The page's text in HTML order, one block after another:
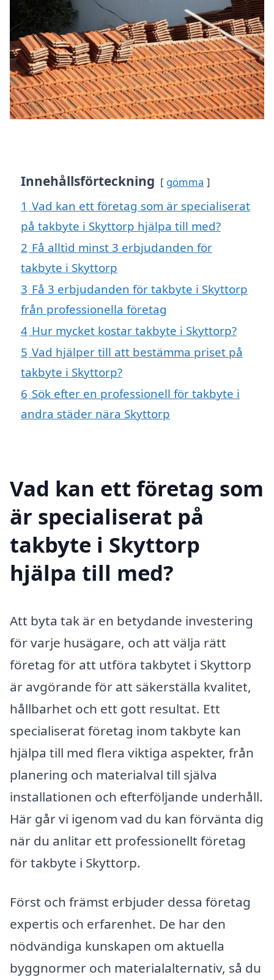
Innehållsförteckning gömma
1 Vad kan ett företag som är specialiserat
på takbyte i Skyttorp hjälpa till med?
2 Få alltid minst 3 erbjudanden för
takbyte i Skyttorp
3 Få 3 erbjudanden för takbyte i Skyttorp
från professionella företag
4 Hur mycket kostar takbyte i Skyttorp?
5 Vad hjälper till att bestämma priset på
takbyte i Skyttorp?
6 Sök efter en professionell för takbyte i
andra städer nära Skyttorp
Vad kan ett företag som
är specialiserat på
takbyte i Skyttorp
hjälpa till med?
Att byta tak är en betydande investering
för varje husägare, och att välja rätt
företag för att utföra takbytet i Skyttorp
är avgörande för att säkerställa kvalitet,
hållbarhet och ett gott resultat. Ett
specialiserat företag inom takbyte kan
hjälpa till med flera viktiga aspekter, från
planering och materialval till själva
installationen och efterföljande underhåll.
Här går vi igenom vad du kan förvänta dig
när du anlitar ett professionellt företag
för takbyte i Skyttorp.
Först och främst erbjuder dessa företag
expertis och erfarenhet. De har den
nödvändiga kunskapen om aktuella
byggnormer och materialalternativ, så du